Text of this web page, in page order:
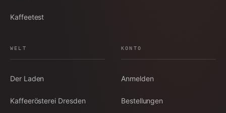
Kaffeetest
WELT
Der Laden
Kaffeerösterei Dresden
KONTO
Anmelden
Bestellungen